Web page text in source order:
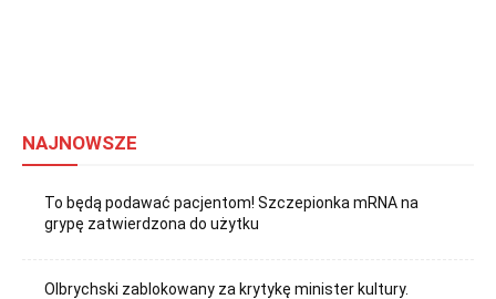
NAJNOWSZE
To będą podawać pacjentom! Szczepionka mRNA na
grypę zatwierdzona do użytku
Olbrychski zablokowany za krytykę minister kultury.